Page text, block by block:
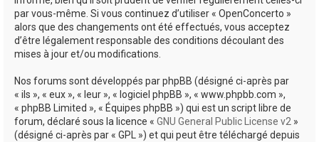
par vous-même. Si vous continuez d’utiliser « OpenConcerto »
alors que des changements ont été effectués, vous acceptez
d’être légalement responsable des conditions découlant des
mises à jour et/ou modifications.
Nos forums sont développés par phpBB (désigné ci-après par
« ils », « eux », « leur », « logiciel phpBB », « www.phpbb.com »,
« phpBB Limited », « Équipes phpBB ») qui est un script libre de
forum, déclaré sous la licence « GNU General Public License v2 »
(désigné ci-après par « GPL ») et qui peut être téléchargé depuis